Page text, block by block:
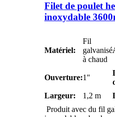
Filet de poulet
inoxydable
Matériel:
Fil
galvanisé
à chaud
Ouverture:1"
Largeur: 1,2 m
Produit avec du fil